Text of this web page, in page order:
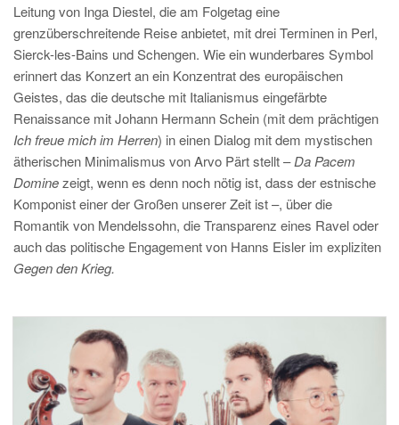
Leitung von Inga Diestel, die am Folgetag eine
grenzüberschreitende Reise anbietet, mit drei Terminen in Perl,
Sierck-les-Bains und Schengen. Wie ein wunderbares Symbol
erinnert das Konzert an ein Konzentrat des europäischen
Geistes, das die deutsche mit Italianismus eingefärbte
Renaissance mit Johann Hermann Schein (mit dem prächtigen
Ich freue mich im Herren) in einen Dialog mit dem mystischen
ätherischen Minimalismus von Arvo Pärt stellt –Da Pacem
Dominezeigt, wenn es denn noch nötig ist, dass der estnische
Komponist einer der Großen unserer Zeit ist –, über die
Romantik von Mendelssohn, die Transparenz eines Ravel oder
auch das politische Engagement von Hanns Eisler im expliziten
Gegen den Krieg.